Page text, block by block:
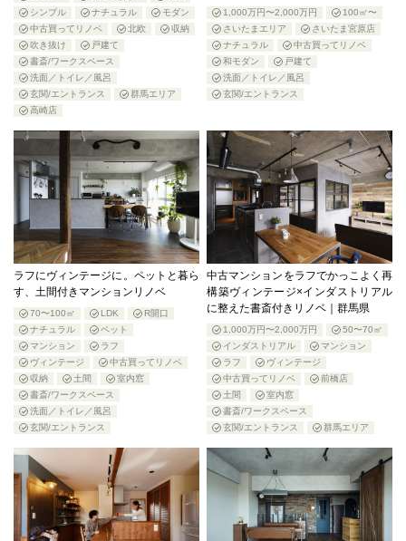
シンプル
ナチュラル
モダン
中古買ってリノベ
北欧
収納
吹き抜け
戸建て
書斎/ワークスペース
洗面／トイレ／風呂
玄関/エントランス
群馬エリア
高崎店
1,000万円〜2,000万円
100㎡〜
さいたまエリア
さいたま宮原店
ナチュラル
中古買ってリノベ
和モダン
戸建て
洗面／トイレ／風呂
玄関/エントランス
ラフにヴィンテージに。ペットと暮ら
す、土間付きマンションリノベ
70〜100㎡ LDK
R開口
ナチュラル
ペット
マンション
ラフ
ヴィンテージ
中古買ってリノベ
収納
土間
室内窓
書斎/ワークスペース
洗面／トイレ／風呂
玄関/エントランス
中古マンションをラフでかっこよく再
構築ヴィンテージ×インダストリアル
に整えた書斎付きリノベ｜群馬県
1,000万円〜2,000万円
50〜70㎡
インダストリアル
マンション
ラフ
ヴィンテージ
中古買ってリノベ
前橋店
土間
室内窓
書斎/ワークスペース
玄関/エントランス
群馬エリア